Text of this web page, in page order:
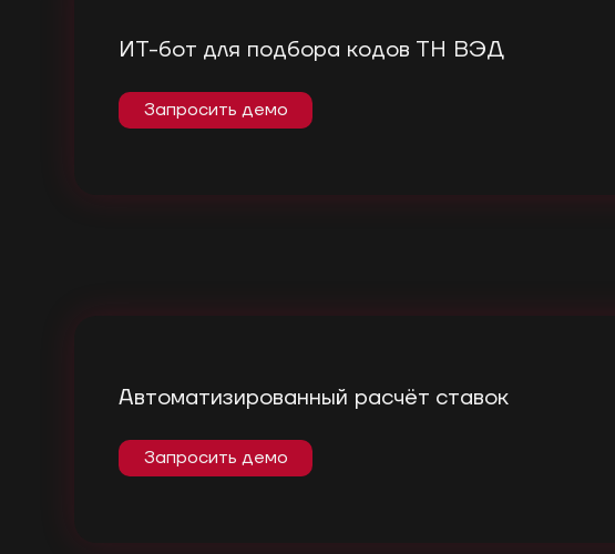
ИТ-бот для подбора кодов ТН ВЭД
Запросить демо
Автоматизированный расчёт ставок
Запросить демо